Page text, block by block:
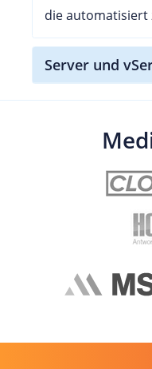
die automatisiert
Server und